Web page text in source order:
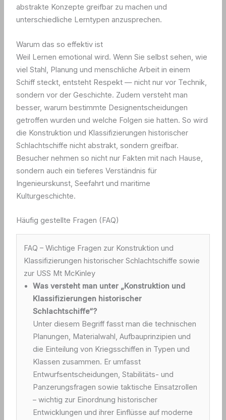
abstrakte Konzepte greifbar zu machen und
unterschiedliche Lerntypen anzusprechen.
Warum das so effektiv ist
Weil Lernen emotional wird. Wenn Sie selbst sehen, wie
viel Stahl, Planung und menschliche Arbeit in einem
Schiff steckt, entsteht Respekt — nicht nur vor Technik,
sondern vor der Geschichte. Zudem versteht man
besser, warum bestimmte Designentscheidungen
getroffen wurden und welche Folgen sie hatten. So wird
die Konstruktion und Klassifizierungen historischer
Schlachtschiffe nicht abstrakt, sondern greifbar.
Besucher nehmen so nicht nur Fakten mit nach Hause,
sondern auch ein tieferes Verständnis für
Ingenieurskunst, Seefahrt und maritime
Kulturgeschichte.
Häufig gestellte Fragen (FAQ)
FAQ – Wichtige Fragen zur Konstruktion und
Klassifizierungen historischer Schlachtschiffe sowie
zur USS Mt McKinley
Was versteht man unter „Konstruktion und
Klassifizierungen historischer
Schlachtschiffe“?
Unter diesem Begriff fasst man die technischen
Planungen, Materialwahl, Aufbauprinzipien und
die Einteilung von Kriegsschiffen in Typen und
Klassen zusammen. Er umfasst
Entwurfsentscheidungen, Stabilitäts- und
Panzerungsfragen sowie taktische Einsatzrollen
– wichtig zur Einordnung historischer
Entwicklungen und ihrer Einflüsse auf moderne